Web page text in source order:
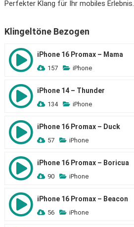
Perfekter Klang für Ihr mobiles Erlebnis.
Klingeltöne Bezogen
iPhone 16 Promax – Mama
157 iPhone
iPhone 14 – Thunder
134 iPhone
iPhone 16 Promax – Duck
57 iPhone
iPhone 16 Promax – Boricua
90 iPhone
iPhone 16 Promax – Beacon
56 iPhone